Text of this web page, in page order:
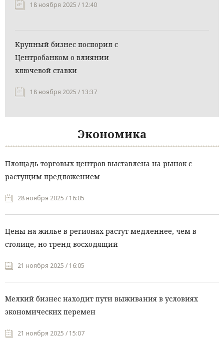
18 ноября 2025 / 12:40
Крупный бизнес поспорил с
Центробанком о влиянии
ключевой ставки
18 ноября 2025 / 13:37
Экономика
Площадь торговых центров выставлена на рынок с
растущим предложением
28 ноября 2025 / 16:05
Цены на жилье в регионах растут медленнее, чем в
столице, но тренд восходящий
21 ноября 2025 / 16:05
Мелкий бизнес находит пути выживания в условиях
экономических перемен
21 ноября 2025 / 15:07